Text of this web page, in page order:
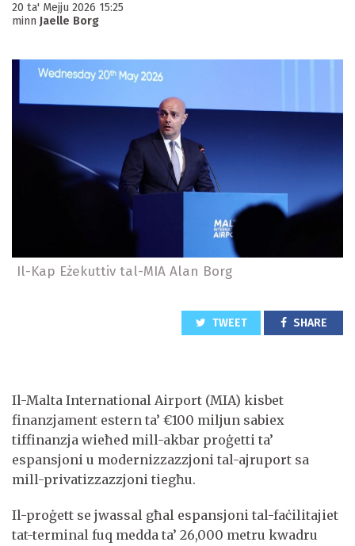
20 ta' Mejju 2026 15:25
minn Jaelle Borg
Il-Kap Eżekuttiv tal-MIA Alan Borg
TWEET SHARE
Il-Malta International Airport (MIA) kisbet
finanzjament estern ta’ €100 miljun sabiex
tiffinanzja wieħed mill-akbar proġetti ta’
espansjoni u modernizzazzjoni tal-ajruport sa
mill-privatizzazzjoni tiegħu.
Il-proġett se jwassal għal espansjoni tal-faċilitajiet
tat-terminal fuq medda ta’ 26,000 metru kwadru